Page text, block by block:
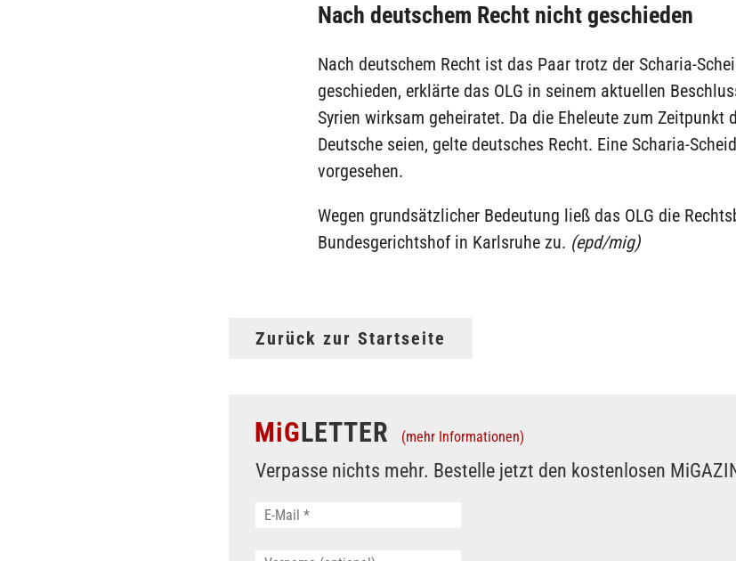
Nach deutschem Recht nicht geschieden
Nach deutschem Recht ist das Paar trotz der Scharia-
geschieden, erklärte das OLG in seinem aktuellen
Syrien wirksam geheiratet. Da die Eheleute zum Zeitpunkt
Deutsche seien, gelte deutsches Recht. Eine Scharia-
vorgesehen.
Wegen grundsätzlicher Bedeutung ließ das OLG die
Bundesgerichtshof in Karlsruhe zu. (epd/mig)
Zurück zur Startseite
MiGLETTER (mehr Informationen)
Verpasse nichts mehr. Bestelle jetzt den kostenlosen